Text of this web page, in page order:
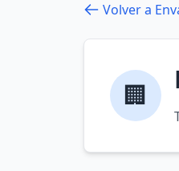
Volver a
🏢